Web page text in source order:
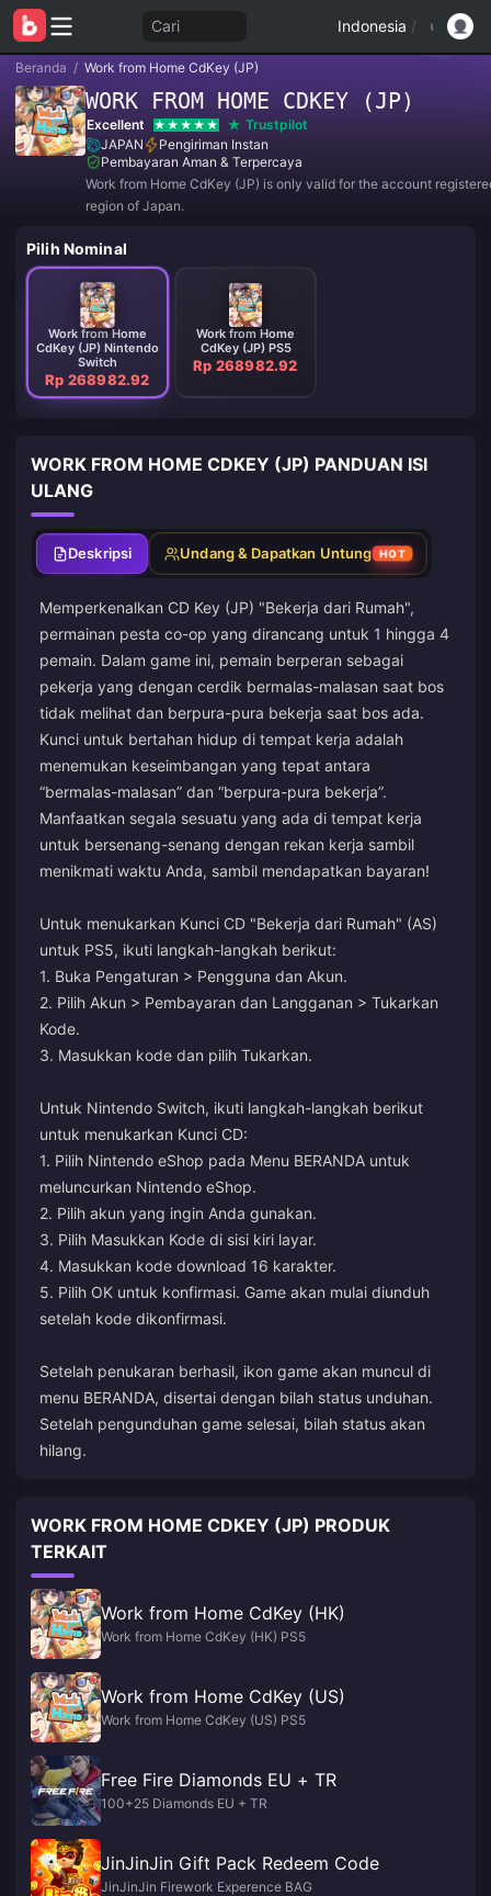
Cari Indonesia /
Beranda / Work from Home CdKey (JP)
WORK FROM HOME CDKEY (JP)
Excellent
Trustpilot
JAPAN
Pengiriman Instan
Pembayaran Aman & Terpercaya
Work from Home CdKey (JP) is only valid for the account
region of Japan.
Pilih Nominal
Work from Home
CdKey (JP) Nintendo
Switch
Rp 268982.92
Work from Home
CdKey (JP) PS5
Rp 268982.92
WORK FROM HOME CDKEY (JP) PANDUAN ISI
ULANG
Deskripsi Undang & Dapatkan Untung HOT
Memperkenalkan CD Key (JP) "Bekerja dari Rumah",
permainan pesta co-op yang dirancang untuk 1 hingga 4
pemain. Dalam game ini, pemain berperan sebagai
pekerja yang dengan cerdik bermalas-malasan saat bos
tidak melihat dan berpura-pura bekerja saat bos ada.
Kunci untuk bertahan hidup di tempat kerja adalah
menemukan keseimbangan yang tepat antara
“bermalas-malasan” dan “berpura-pura bekerja”.
Manfaatkan segala sesuatu yang ada di tempat kerja
untuk bersenang-senang dengan rekan kerja sambil
menikmati waktu Anda, sambil mendapatkan bayaran!
Untuk menukarkan Kunci CD "Bekerja dari Rumah" (AS)
untuk PS5, ikuti langkah-langkah berikut:
1. Buka Pengaturan > Pengguna dan Akun.
2. Pilih Akun > Pembayaran dan Langganan > Tukarkan
Kode.
3. Masukkan kode dan pilih Tukarkan.
Untuk Nintendo Switch, ikuti langkah-langkah berikut
untuk menukarkan Kunci CD:
1. Pilih Nintendo eShop pada Menu BERANDA untuk
meluncurkan Nintendo eShop.
2. Pilih akun yang ingin Anda gunakan.
3. Pilih Masukkan Kode di sisi kiri layar.
4. Masukkan kode download 16 karakter.
5. Pilih OK untuk konfirmasi. Game akan mulai diunduh
setelah kode dikonfirmasi.
Setelah penukaran berhasil, ikon game akan muncul di
menu BERANDA, disertai dengan bilah status unduhan.
Setelah pengunduhan game selesai, bilah status akan
hilang.
WORK FROM HOME CDKEY (JP) PRODUK
TERKAIT
Work from Home CdKey (HK)
Work from Home CdKey (HK) PS5
Work from Home CdKey (US)
Work from Home CdKey (US) PS5
Free Fire Diamonds EU + TR
100+25 Diamonds EU + TR
JinJinJin Gift Pack Redeem Code
JinJinJin Firework Experence BAG